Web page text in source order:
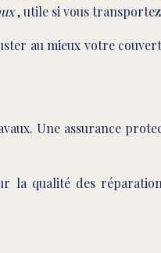
, utile si vous
au mieux votre
Une assurance
la qualité des